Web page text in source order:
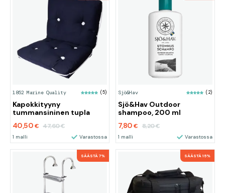
1852 Marine Quality (5)
Kapokkityyny
tummansininen tupla
40,50 € 47,60€
1 malli Varastossa
Sjö&Hav (2)
Sjö&Hav Outdoor
shampoo, 200 ml
7,80€ 8,20€
1 malli Varastossa
SÄÄSTÄ 7% SÄÄSTÄ 15%